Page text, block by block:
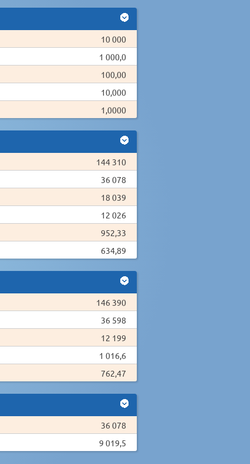
10 000
1 000,0
100,00
10,000
1,0000
144 310
36 078
18 039
12 026
952,33
634,89
146 390
36 598
12 199
1 016,6
762,47
36 078
9 019,5